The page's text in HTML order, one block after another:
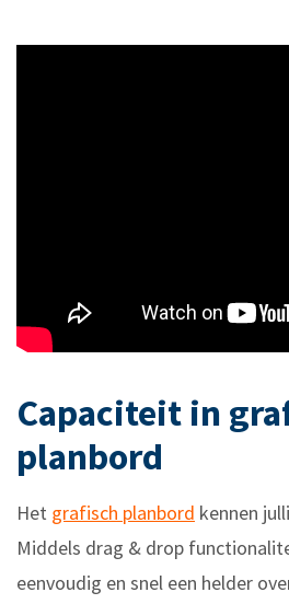
Capaciteit in
planbord
Het grafisch planbord kennen
Middels drag & drop
eenvoudig en snel een helder